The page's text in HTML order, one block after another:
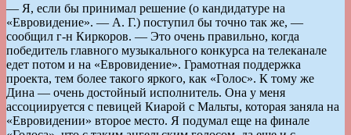
— Я, если бы принимал решение (о кандидатуре на
«Евровидение». — А. Г.) поступил бы точно так же, —
сообщил г-н Киркоров. — Это очень правильно, когда
победитель главного музыкального конкурса на телеканале
едет потом и на «Евровидение». Грамотная поддержка
проекта, тем более такого яркого, как «Голос». К тому же
Дина — очень достойный исполнитель. Она у меня
ассоциируется с певицей Киарой с Мальты, которая заняла на
«Евровидении» второе место. Я подумал еще на финале